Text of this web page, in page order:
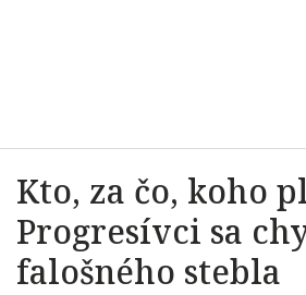
Kto, za čo, koho
Progresívci sa
falošného stebla